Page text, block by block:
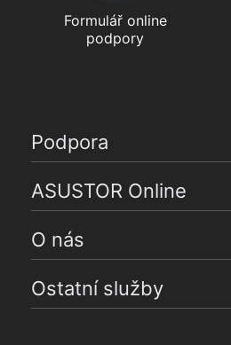
Formulář online
podpory
Podpora
ASUSTOR Online
O nás
Ostatní služby